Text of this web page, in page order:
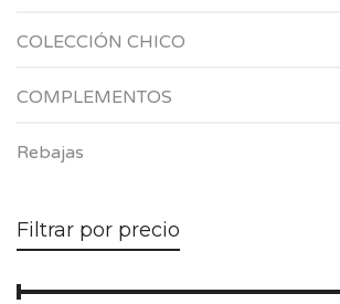
COLECCIÓN CHICO
COMPLEMENTOS
Rebajas
Filtrar por precio